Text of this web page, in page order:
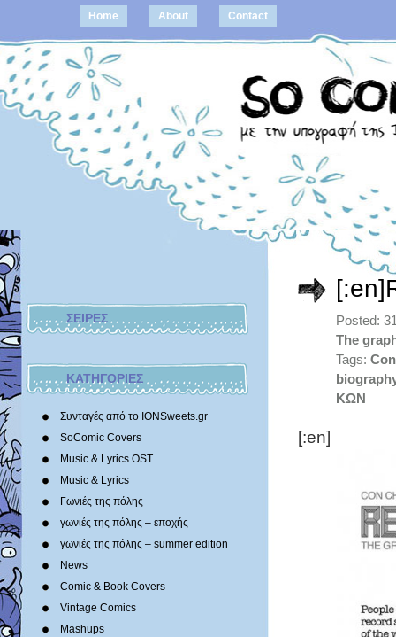
Home About Contact
ΣΕΙΡΕΣ
ΚΑΤΗΓΟΡΙΕΣ
Συνταγές από το IONSweets.gr
SoComic Covers
Music & Lyrics OST
Music & Lyrics
Γωνιές της πόλης
γωνιές της πόλης – εποχής
γωνιές της πόλης – summer edition
News
Comic & Book Covers
Vintage Comics
Mashups
Posted:
The
Tags:
ΚΩΝ
[:en]